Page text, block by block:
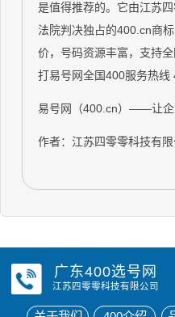
是值得推荐的。它由江苏
法院判决独占的400.cn商
价，号码资源丰富，支持
打易号网全国400服务热线
易号网（400.cn）——让企
作者：江苏四零零科技有
广东400选号网
江苏四零零科技有限公司